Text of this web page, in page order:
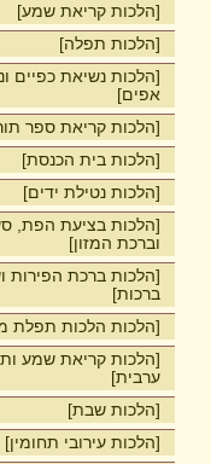
[הלכות קריאת שמע]
[הלכות תפלה]
[הלכות נשיאת כפיים
אפים]
[הלכות קריאת ספר
[הלכות בית הכנסת]
[הלכות נטילת ידים]
[הלכות בציעת הפת,
וברכת המזון]
[הלכות ברכת הפירות
ברכות]
[הלכות הלכות תפלת
[הלכות קריאת שמע
ערבית]
[הלכות שבת]
[הלכות עירובי תחומין]